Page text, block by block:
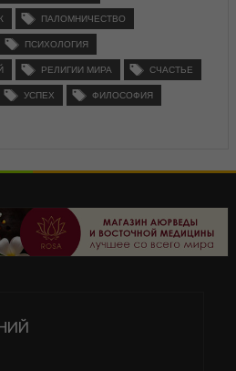
ПАЛОМНИЧЕСТВО
ПСИХОЛОГИЯ
РЕЛИГИИ МИРА СЧАСТЬЕ
УСПЕХ ФИЛОСОФИЯ